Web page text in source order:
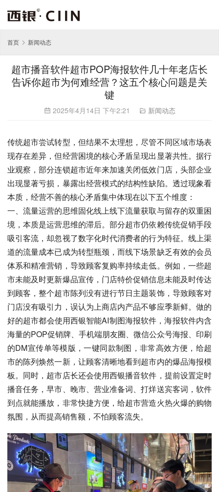
首页 新闻动态
超市播音软件超市POP海报软件几十年老店长
告诉你超市为何难经营？这五个核心问题是关
键
2025年4月14日 下午2:21 新闻动态
传统超市尝试转型，但结果不太理想，尽管不同区域市场表
现存在差异，但经营困境的核心矛盾呈现出显著共性。据行
业观察，部分连锁超市近年来加速关闭低效门店，头部企业
出现显著亏损，暴露出经营模式的结构性缺陷。透过现象看
本质，经营不善的核心矛盾集中体现在以下五个维度：
一、流量运营的思维固化线上线下流量获取与留存的双重困
境，本质是运营思维的滞后。部分超市仍依赖传统促销手段
吸引客流，却忽视了数字化时代消费者的行为特征。线上渠
道的流量成本已成为转型瓶颈，而线下场景缺乏有效的会员
体系和精准营销，导致顾客复购率持续走低。例如，一些超
市未能及时更新爆品宣传，门店特价促销信息未能及时传达
到顾客，整个超市陈列没有进行节日主题装饰，导致顾客对
门店没有吸引力，误认为上商店内产品不够应季新鲜。做的
好的超市都会使用西银智能AI制图海报软件，海报软件内含
海量的POP促销牌、手机端朋友圈、微信公众号海报、印刷
的DM宣传单等模版，一键同款制图，非常高效方便，给超
市的陈列焕然一新，让顾客清晰地看到超市内的爆品海报模
板。同时，超市店长还会使用西银播音软件，提前设置定时
播音任务，早市、晚市、营业准备词、打烊送宾客词，软件
到点就能播放，非常快捷方便，给超市营造火热火爆的购物
氛围，从而提高销售额，不怕顾客流失。